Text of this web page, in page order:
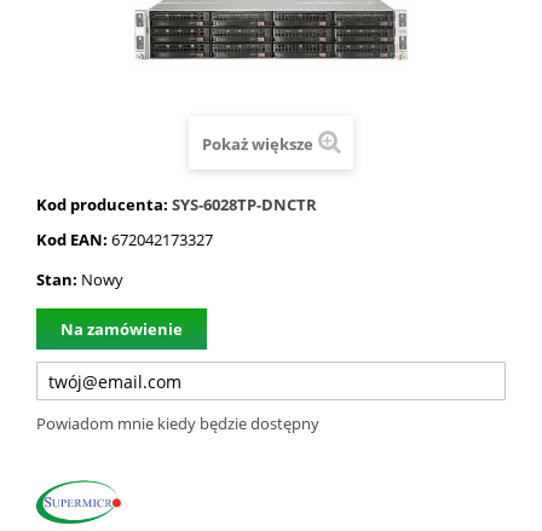
Pokaż większe
Kod producenta: SYS-6028TP-DNCTR
Kod EAN: 672042173327
Stan: Nowy
Na zamówienie
Powiadom mnie kiedy będzie dostępny